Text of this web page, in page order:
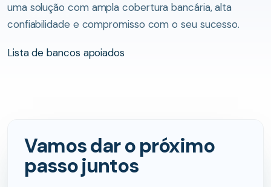
uma solução com ampla cobertura bancária, alta
confiabilidade e compromisso com o seu sucesso.
Lista de bancos apoiados
Vamos dar o próximo
passo juntos